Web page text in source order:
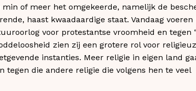
of meer het omgekeerde, namelijk de
haast kwaadaardige staat. Vandaag voeren
voor protestantse vroomheid en tegen
zien zij een grotere rol voor
instanties. Meer religie in eigen land
die andere religie die volgens hen te veel